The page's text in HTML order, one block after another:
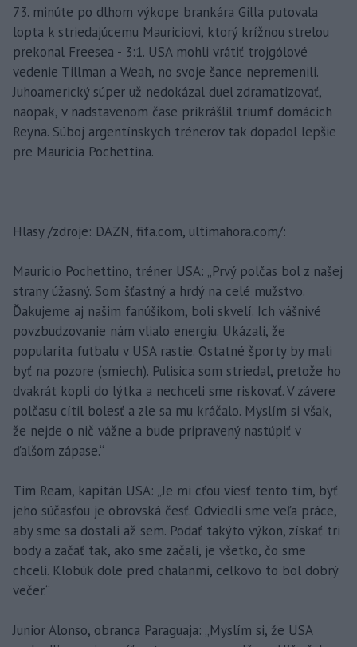
73. minúte po dlhom výkope brankára Gilla putovala
lopta k striedajúcemu Mauriciovi, ktorý krížnou strelou
prekonal Freesea - 3:1. USA mohli vrátiť trojgólové
vedenie Tillman a Weah, no svoje šance nepremenili.
Juhoamerický súper už nedokázal duel zdramatizovať,
naopak, v nadstavenom čase prikrášlil triumf domácich
Reyna. Súboj argentínskych trénerov tak dopadol lepšie
pre Mauricia Pochettina.
Hlasy /zdroje: DAZN, fifa.com, ultimahora.com/:
Mauricio Pochettino, tréner USA: „Prvý polčas bol z našej
strany úžasný. Som šťastný a hrdý na celé mužstvo.
Ďakujeme aj našim fanúšikom, boli skvelí. Ich vášnivé
povzbudzovanie nám vlialo energiu. Ukázali, že
popularita futbalu v USA rastie. Ostatné športy by mali
byť na pozore (smiech). Pulisica som striedal, pretože ho
dvakrát kopli do lýtka a nechceli sme riskovať. V závere
polčasu cítil bolesť a zle sa mu kráčalo. Myslím si však,
že nejde o nič vážne a bude pripravený nastúpiť v
ďalšom zápase.“
Tim Ream, kapitán USA: „Je mi cťou viesť tento tím, byť
jeho súčasťou je obrovská česť. Odviedli sme veľa práce,
aby sme sa dostali až sem. Podať takýto výkon, získať tri
body a začať tak, ako sme začali, je všetko, čo sme
chceli. Klobúk dole pred chalanmi, celkovo to bol dobrý
večer.“
Junior Alonso, obranca Paraguaja: „Myslím si, že USA